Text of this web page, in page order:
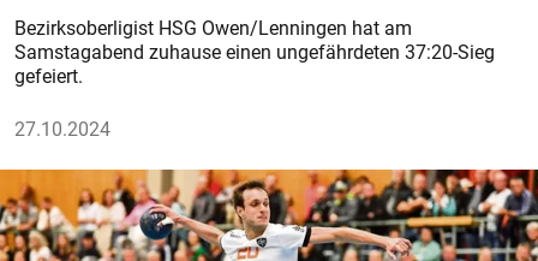
Bezirksoberligist HSG Owen/Lenningen hat am
Samstagabend zuhause einen ungefährdeten 37:20-Sieg
gefeiert.
27.10.2024